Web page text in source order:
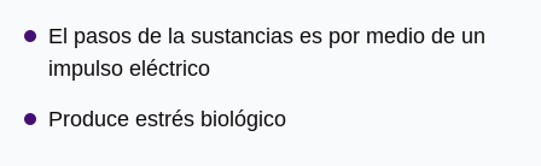
El pasos de la sustancias es por medio de un
impulso eléctrico
Produce estrés biológico